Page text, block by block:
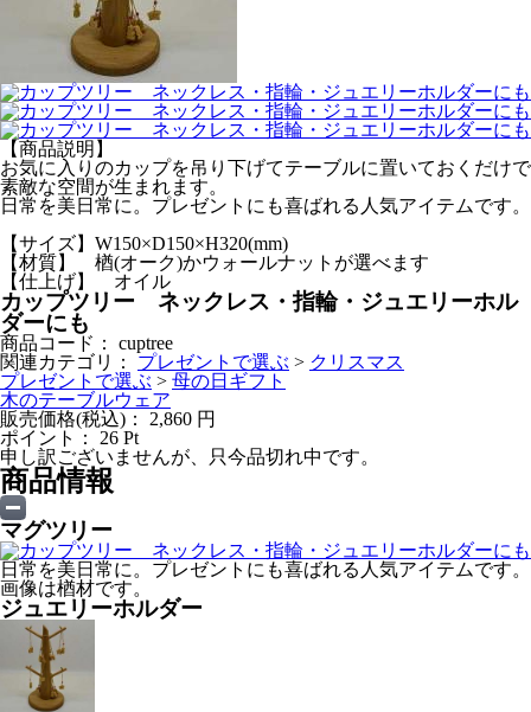
【商品説明】
お気に入りのカップを吊り下げてテーブルに置いておくだけで
素敵な空間が生まれます。
日常を美日常に。プレゼントにも喜ばれる人気アイテムです。
【サイズ】W150×D150×H320(mm)
【材質】 楢(オーク)かウォールナットが選べます
【仕上げ】 オイル
カップツリー ネックレス・指輪・ジュエリーホル
ダーにも
商品コード：
cuptree
関連カテゴリ：
プレゼントで選ぶ > クリスマス
プレゼントで選ぶ > 母の日ギフト
木のテーブルウェア
販売価格(税込)：
2,860 円
ポイント：
26 Pt
申し訳ございませんが、只今品切れ中です。
商品情報
マグツリー
日常を美日常に。プレゼントにも喜ばれる人気アイテムです。
画像は楢材です。
ジュエリーホルダー